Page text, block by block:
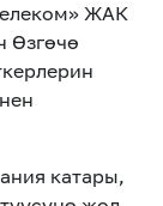
ЖАК
Өзгөчө
катары,